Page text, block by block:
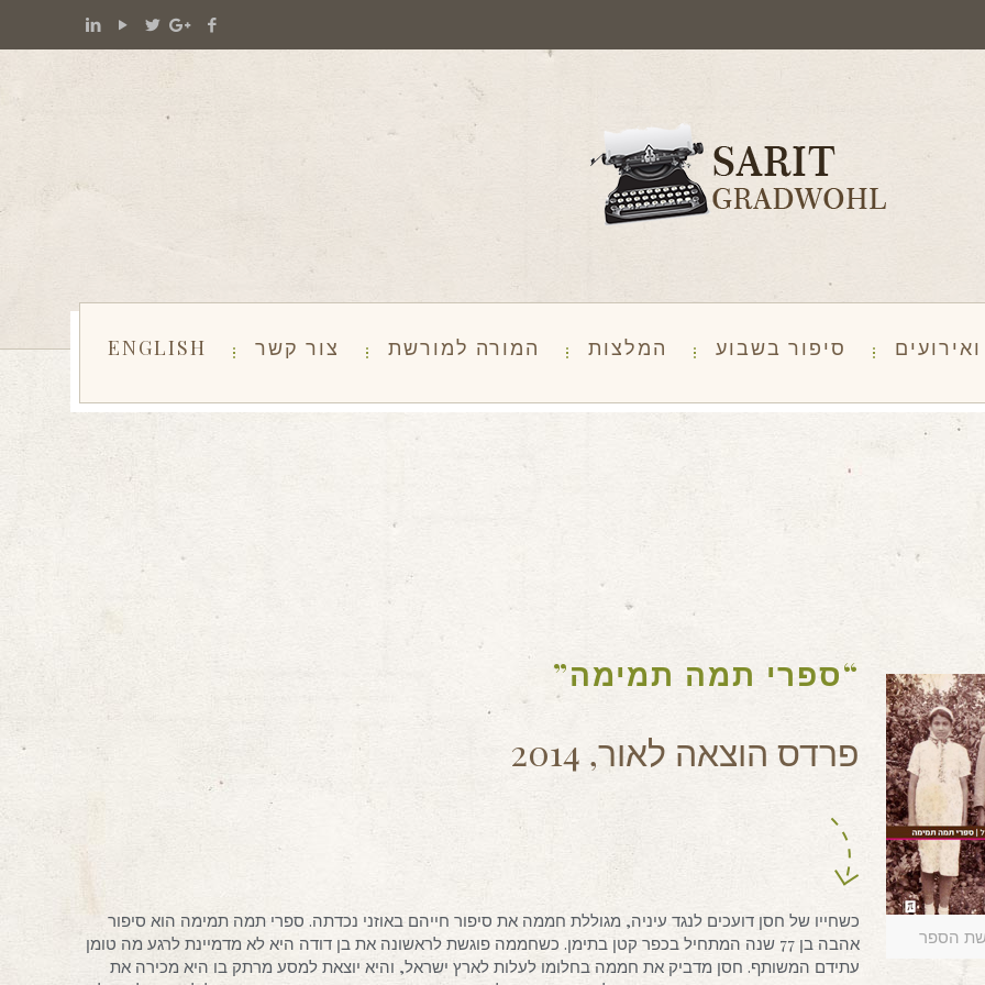
סיפור בשבוע המלצות המורה למורשת צור קשר ENGLISH
הספר
“ספרי תמה תמימה”
פרדס הוצאה לאור, 2014
כשחייו של חסן דועכים לנגד עיניה, מגוללת חממה את סיפור חייהם באוזני נכדתה. ספרי תמה תמימה הוא סיפור
אהבה בן 77 שנה המתחיל בכפר קטן בתימן. כשחממה פוגשת לראשונה את בן דודה היא לא מדמיינת לרגע מה טומן
עתידם המשותף. חסן מדביק את חממה בחלומו לעלות לארץ ישראל, והיא יוצאת למסע מרתק בו היא מכירה את